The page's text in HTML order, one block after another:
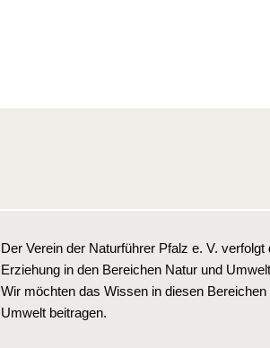
Der Verein der Naturführer Pfalz e. V.
Erziehung in den Bereichen Natur und
Wir möchten das Wissen in diesen
Umwelt beitragen.